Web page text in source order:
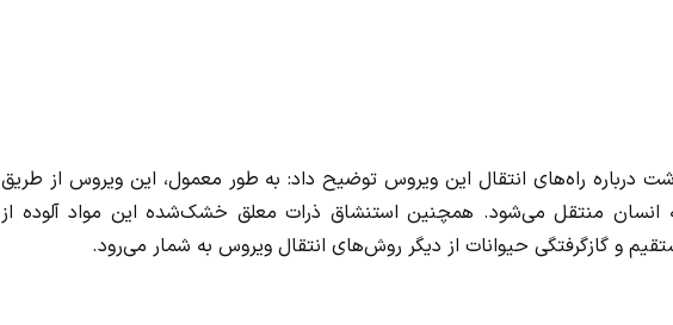
درباره راه‌های انتقال این ویروس توضیح داد: به طور معمول، این ویروس از طریق
انسان منتقل می‌شود. همچنین استنشاق ذرات معلق خشک‌شده این مواد آلوده از
و گازگرفتگی حیوانات از دیگر روش‌های انتقال ویروس به شمار می‌رود.